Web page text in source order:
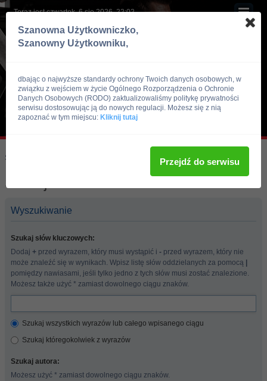
Teraz jest czwartek, 6 sie 2026, 22:02
Skocz do:
Szukaj
Wyszukiwanie
Szukaj słów kluczowych:
Dodaj + przed wyrazem, który musi wystąpić i - przed wyrazem, który nie
może znaleźć się w wynikach. Wpisz listę słów oddzielanych za pomocą
pomiędzy nawiasami, jeśli tylko jedno z tych słów musi zostać znalezione.
Możesz także użyć * zamiast dowolnego ciągu znaków.
Szukaj wszystkich wyrazów lub całego wpisanego ciągu
Szukaj któregokolwiek z wyrazów
Szukaj autora:
Możesz użyć * zamiast dowolnego ciągu znaków.
Szanowna Użytkowniczko,
Szanowny Użytkowniku,
dbając o najwyższe standardy ochrony Twoich danych osobowych, w
związku z wejściem w życie Ogólnego Rozporządzenia o Ochronie
Danych Osobowych (RODO) zaktualizowaliśmy politykę prywatności
serwisu dostosowując ją do nowych regulacji. Możesz się z nią
zapoznać w tym miejscu: Kliknij tutaj
Przejdź do serwisu